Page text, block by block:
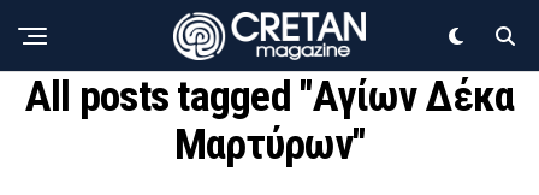
All posts tagged "Αγίων Δέκα
Μαρτύρων"